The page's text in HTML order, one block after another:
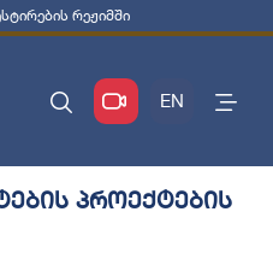
რეჟიმში
EN
პროექტების